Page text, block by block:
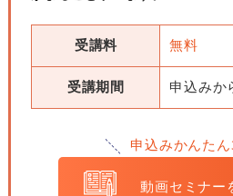
受講料 無料
受講期間 申込みか
申込みかんたん
動画セミナー